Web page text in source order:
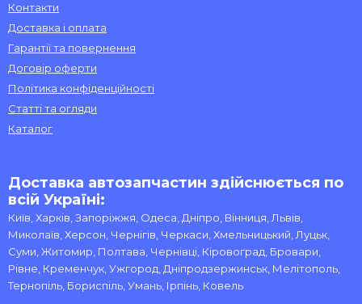
Контакти
Доставка і оплата
Гарантії та повернення
Договір оферти
Політика конфіденційності
Статті та огляди
Каталог
Доставка автозапчастин здійснюється по
всій Україні:
Київ, Харків, Запоріжжя, Одеса, Дніпро, Вінниця, Львів,
Миколаїв, Херсон, Чернігів, Черкаси, Хмельницький, Луцьк,
Суми, Житомир, Полтава, Чернівці, Кіровоград, Бровари,
Рівне, Кременчук, Ужгород, Дніпродзержинськ, Мелітополь,
Тернопіль, Бориспіль, Умань, Ірпінь, Ковель